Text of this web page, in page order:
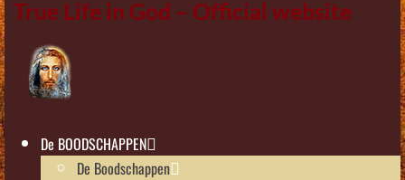
True Life in God – Official website
De BOODSCHAPPEN
De Boodschappen